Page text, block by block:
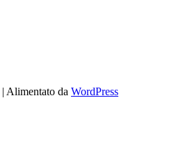
| Alimentato da WordPress